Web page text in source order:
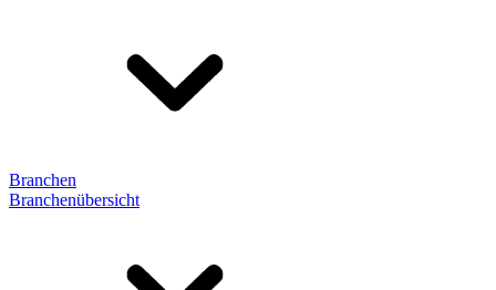
Branchen
Branchenübersicht